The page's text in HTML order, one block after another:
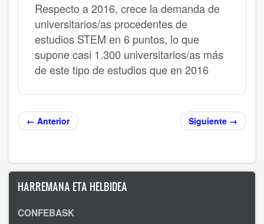
Respecto a 2016, crece la demanda de
universitarios/as procedentes de
estudios STEM en 6 puntos, lo que
supone casi 1.300 universitarios/as más
de este tipo de estudios que en 2016
← Anterior Siguiente →
HARREMANA ETA HELBIDEA
CONFEBASK